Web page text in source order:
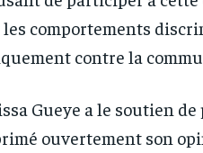
comportements
contre la
Gueye a le soutien
ouvertement son